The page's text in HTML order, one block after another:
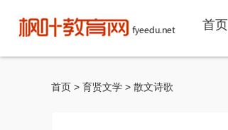
首页
首页 > 育贤文学 > 散文诗歌